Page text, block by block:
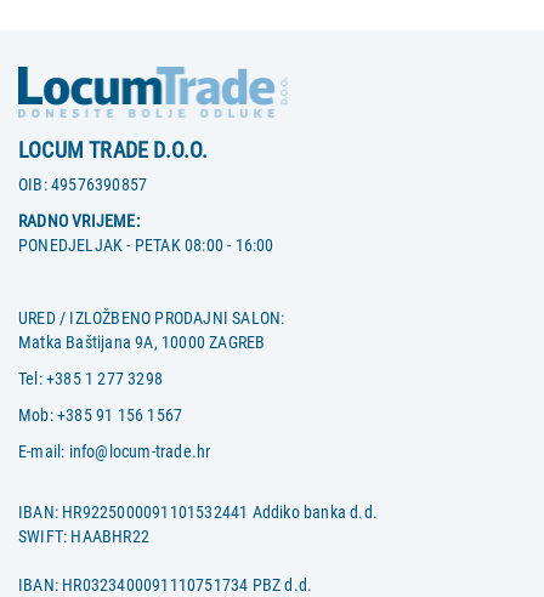
LOCUM TRADE D.O.O.
OIB:49576390857
RADNO VRIJEME:
PONEDJELJAK - PETAK 08:00 - 16:00
URED / IZLOŽBENO PRODAJNI SALON:
Matka Baštijana 9A, 10000 ZAGREB
Tel:+385 1 277 3298
Mob:+385 91 156 1567
E-mail: info@locum-trade.hr
IBAN: HR9225000091101532441 Addiko banka d.d.
SWIFT: HAABHR22
IBAN: HR0323400091110751734 PBZ d.d.